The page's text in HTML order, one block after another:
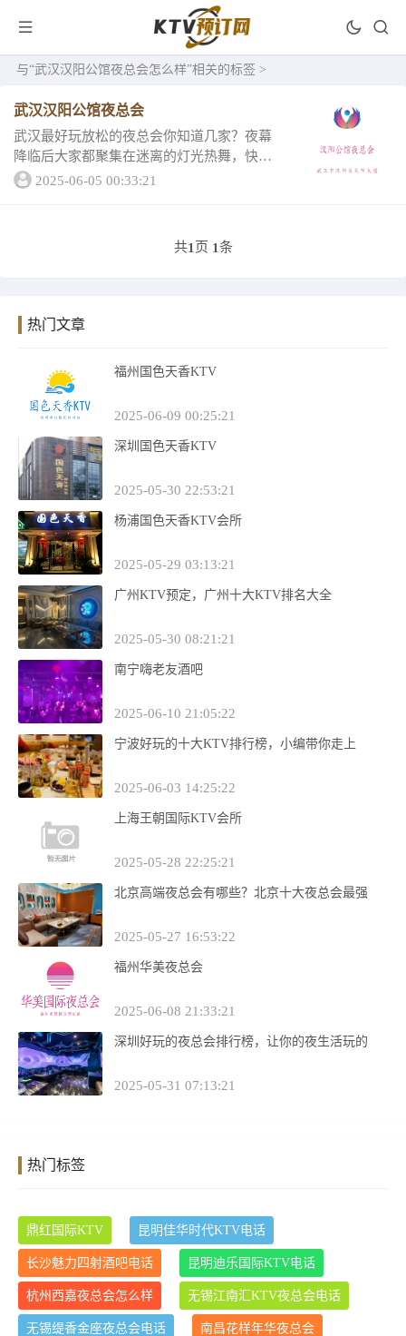
与“武汉汉阳公馆夜总会怎么样”相关的标签 >
武汉汉阳公馆夜总会
武汉最好玩放松的夜总会你知道几家？夜幕
降临后大家都聚集在迷离的灯光热舞，快带
上你兄弟闺蜜来这家武汉汉阳公馆夜总会
2025-06-05 00:33:21
共1 页 1条
热门文章
福州国色天香KTV
2025-06-09 00:25:21
深圳国色天香KTV
2025-05-30 22:53:21
杨浦国色天香KTV会所
2025-05-29 03:13:21
广州KTV预定，广州十大KTV排名大全
2025-05-30 08:21:21
南宁嗨老友酒吧
2025-06-10 21:05:22
宁波好玩的十大KTV排行榜，小编带你走上
2025-06-03 14:25:22
上海王朝国际KTV会所
2025-05-28 22:25:21
北京高端夜总会有哪些？北京十大夜总会最强
2025-05-27 16:53:22
福州华美夜总会
2025-06-08 21:33:21
深圳好玩的夜总会排行榜，让你的夜生活玩的
2025-05-31 07:13:21
热门标签
鼎红国际KTV 昆明佳华时代KTV电话
长沙魅力四射酒吧电话 昆明迪乐国际KTV电话
杭州西嘉夜总会怎么样 无锡江南汇KTV夜总会电话
无锡缇香金座夜总会电话 南昌花样年华夜总会